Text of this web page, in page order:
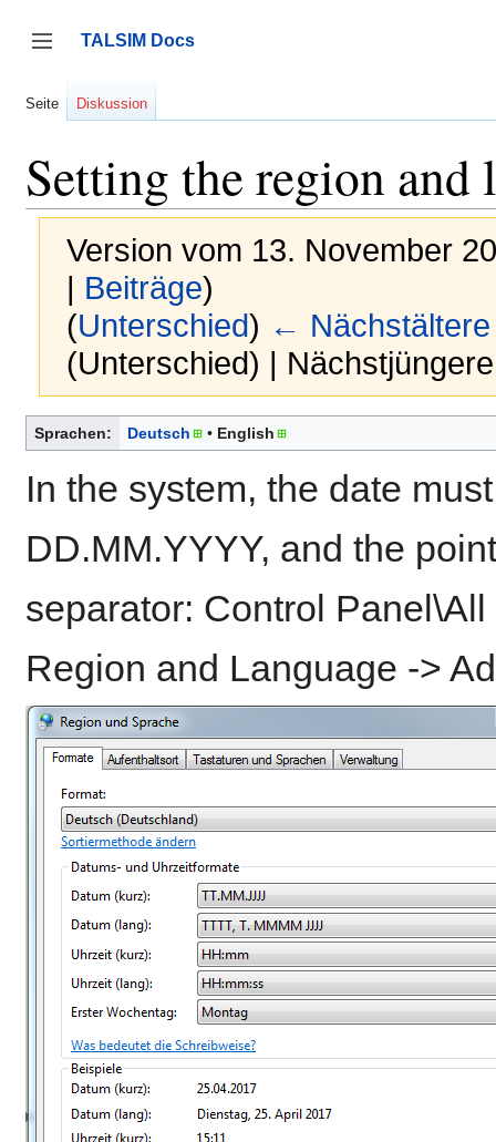
springen
Seitenleiste umschalten
TALSIM Docs
Seite Diskussion
Setting the region and
Version vom 13. November
Beiträge)
(Unterschied) ← Nächstältere
(Unterschied) |
Sprachen: Deutsch English
In the system, the date
DD.MM.YYYY, and the
separator: Control
Region and Language ->